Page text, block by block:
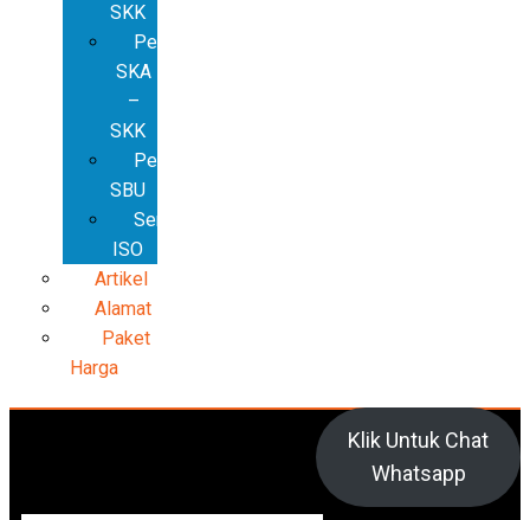
SKK
Pembuatan
SKA
–
SKK
Pembuatan
SBU
Sertifikat
ISO
Artikel
Alamat
Paket
Harga
Klik Untuk Chat
Whatsapp